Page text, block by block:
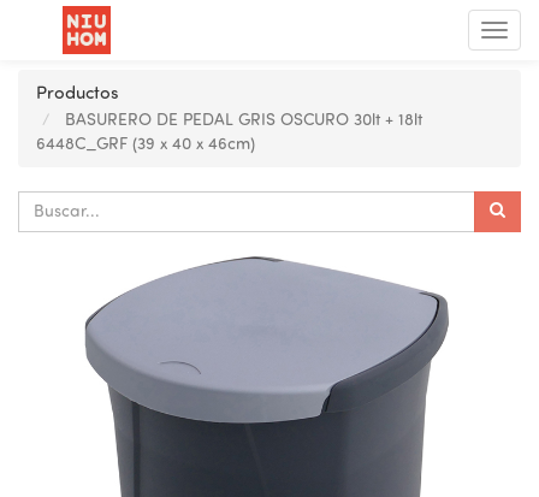
Menú
de
Productos
BASURERO DE PEDAL GRIS OSCURO 30lt + 18lt
6448C_GRF (39 x 40 x 46cm)